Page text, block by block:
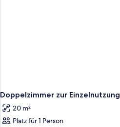
Doppelzimmer zur Einzelnutzung
20 m²
Platz für 1 Person